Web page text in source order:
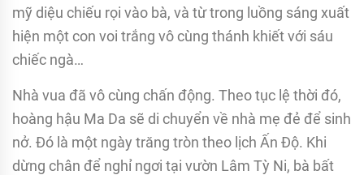
mỹ diệu chiếu rọi vào bà, và từ trong luồng sáng xuất
hiện một con voi trắng vô cùng thánh khiết với sáu
chiếc ngà…
Nhà vua đã vô cùng chấn động. Theo tục lệ thời đó,
hoàng hậu Ma Da sẽ di chuyển về nhà mẹ đẻ để sinh
nở. Đó là một ngày trăng tròn theo lịch Ấn Độ. Khi
dừng chân để nghỉ ngơi tại vườn Lâm Tỳ Ni, bà bất